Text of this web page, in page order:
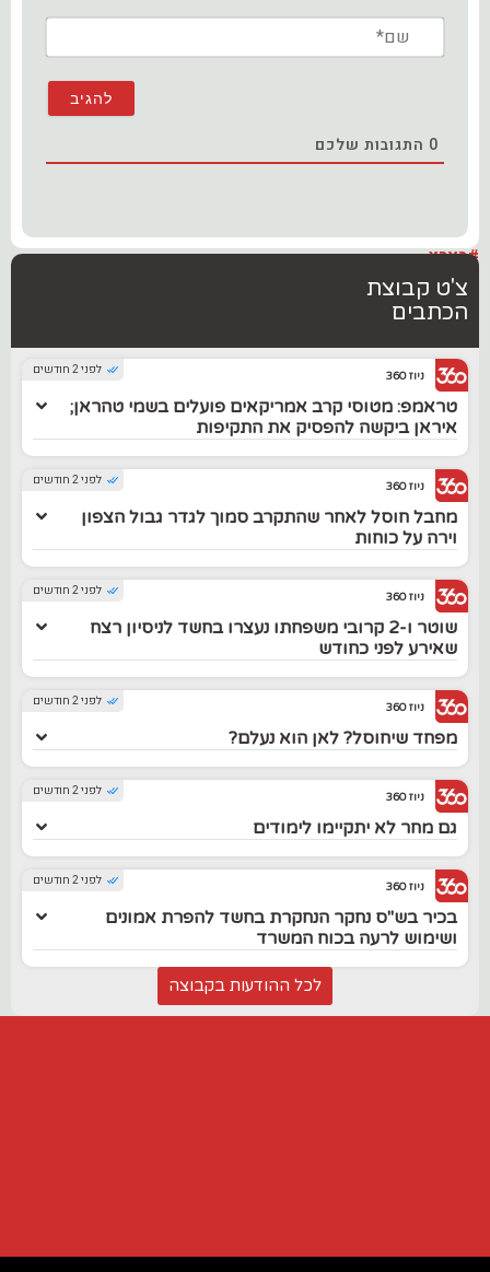
0 התגובות שלכם
#בארץ
צ'ט קבוצת
הכתבים
לפני 2 חודשים ניוז 360
טראמפ: מטוסי קרב אמריקאים פועלים בשמי טהראן;
איראן ביקשה להפסיק את התקיפות
לפני 2 חודשים ניוז 360
מחבל חוסל לאחר שהתקרב סמוך לגדר גבול הצפון
וירה על כוחות
לפני 2 חודשים ניוז 360
שוטר ו-2 קרובי משפחתו נעצרו בחשד לניסיון רצח
שאירע לפני כחודש
לפני 2 חודשים ניוז 360
מפחד שיחוסל? לאן הוא נעלם?
לפני 2 חודשים ניוז 360
גם מחר לא יתקיימו לימודים
לפני 2 חודשים ניוז 360
בכיר בש"ס נחקר הנחקרת בחשד להפרת אמונים
ושימוש לרעה בכוח המשרד
לכל ההודעות בקבוצה